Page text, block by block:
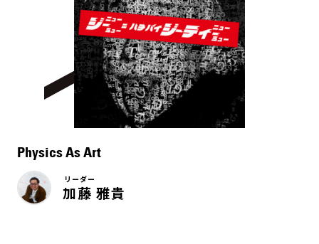
Physics As Art
リーダー
加藤 雅貴